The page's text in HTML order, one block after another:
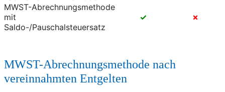
MWST-Abrechnungsmethode
mit
Saldo-/Pauschalsteuersatz
✓ ✗
MWST-Abrechnungsmethode nach
vereinnahmten Entgelten